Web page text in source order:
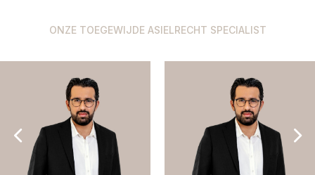
ONZE TOEGEWIJDE ASIELRECHT SPECIALIST